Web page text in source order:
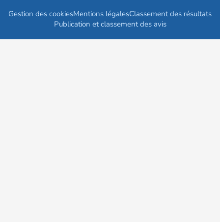
Gestion des cookiesMentions légalesClassement des résultats
Publication et classement des avis